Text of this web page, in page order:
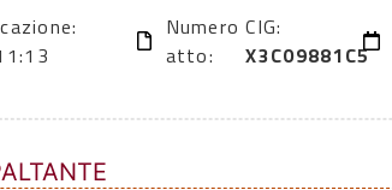
Numero
atto:
CIG:
X3C09881C5